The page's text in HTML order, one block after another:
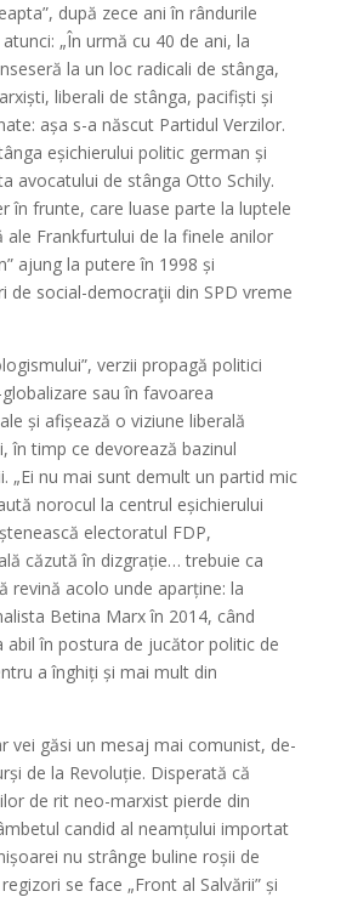
după zece ani în rândurile
„În urmă cu 40 de ani, la
la un loc radicali de stânga,
liberali de stânga, pacifiști și
așa s-a născut Partidul Verzilor.
eșichierului politic german și
avocatului de stânga Otto Schily.
în frunte, care luase parte la luptele
ale Frankfurtului de la finele anilor
ajung la putere în 1998 și
de social-democraţii din SPD vreme
verzii propagă politici
sau în favoarea
și afișează o viziune liberală
în timp ce devorează bazinul
„Ei nu mai sunt demult un partid mic
norocul la centrul eșichierului
electoratul FDP,
căzută în dizgrație… trebuie ca
revină acolo unde aparține: la
Betina Marx în 2014, când
în postura de jucător politic de
a înghiți și mai mult din
vei găsi un mesaj mai comunist, de-
de la Revoluție. Disperată că
de rit neo-marxist pierde din
candid al neamțului importat
nu strânge buline roșii de
se face „Front al Salvării” și